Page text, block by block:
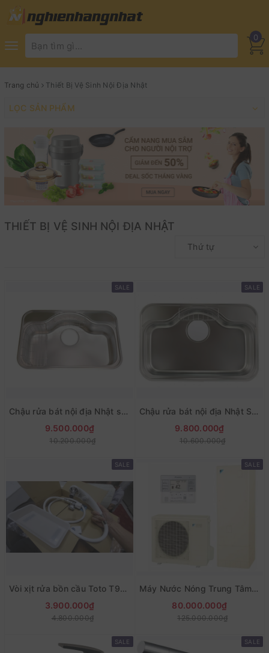
Toggle
0
Trang chủ Thiết Bị Vệ Sinh Nội Địa Nhật
LỌC SẢN PHẨM
THIẾT BỊ VỆ SINH NỘI ĐỊA NHẬT
Thứ tự
SALE
Chậu rửa bát nội địa Nhật shigeru FCM-K FS NE
9.500.000₫
10.200.000₫
SALE
Chậu rửa bát nội địa Nhật Shigeru FCM-DK FS NE
9.800.000₫
10.600.000₫
SALE
Vòi xịt rửa bồn cầu Toto T95WRR mẫu mới
3.900.000₫
4.800.000₫
SALE
Máy Nước Nóng Trung Tâm Daikin Hàng Nhật - EQN37WV Dung Tích 370L
80.000.000₫
125.000.000₫
SALE SALE